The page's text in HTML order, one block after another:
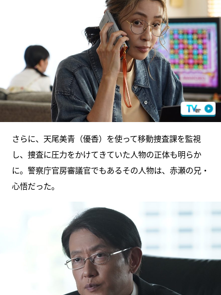
さらに、天尾美青（優香）を使って移動捜査課を監視
し、捜査に圧力をかけてきていた人物の正体も明らか
に。警察庁官房審議官でもあるその人物は、赤瀬の兄・
心悟だった。